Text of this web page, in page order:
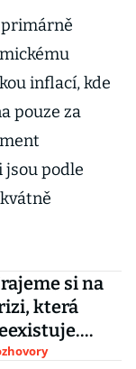
primárně
inflací, kde
pouze za
jsou podle
si na
která
a